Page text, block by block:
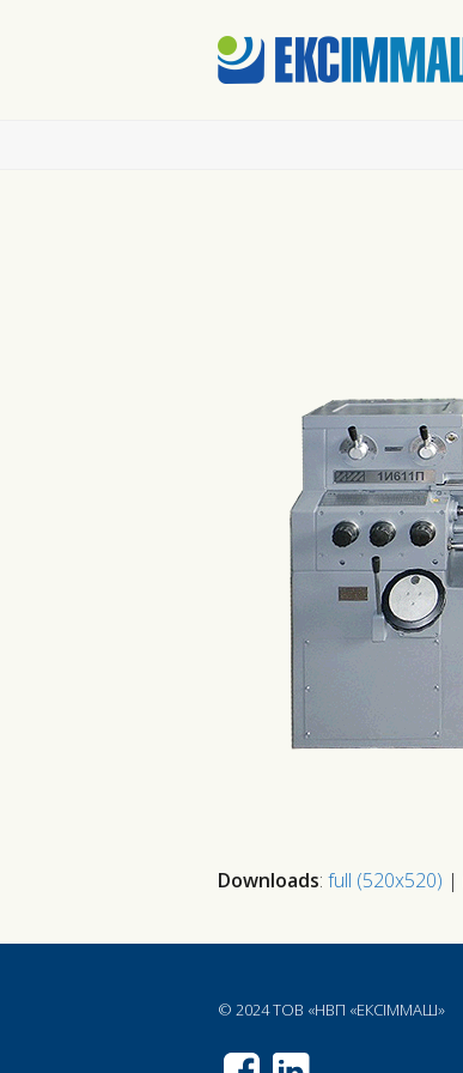
Downloads: full (520x520) |
© 2024 ТОВ «НВП «ЕКСІММАШ»